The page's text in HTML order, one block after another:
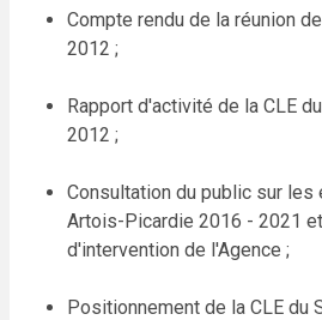
Compte rendu de la réunion
2012 ;
Rapport d'activité de la CLE
2012 ;
Consultation du public sur les
Artois-Picardie 2016 - 2021
d'intervention de l'Agence ;
Positionnement de la CLE du